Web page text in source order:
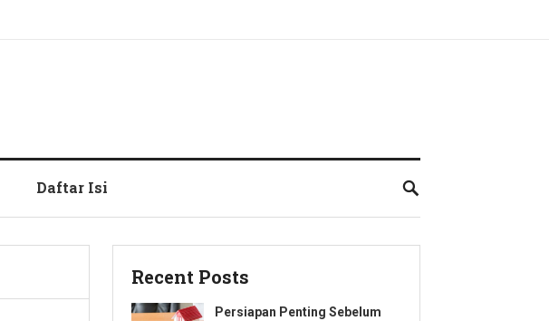
Daftar Isi
Recent Posts
Persiapan Penting Sebelum